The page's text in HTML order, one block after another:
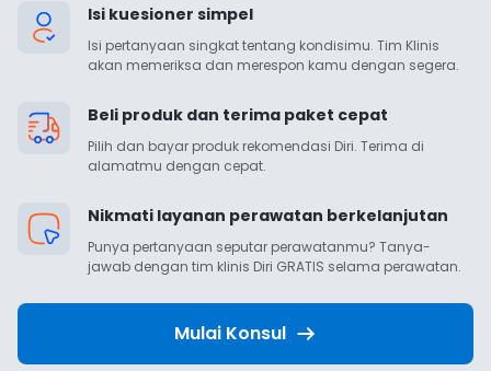
Isi kuesioner simpel
Isi pertanyaan singkat tentang kondisimu. Tim Klinis
akan memeriksa dan merespon kamu dengan segera.
Beli produk dan terima paket cepat
Pilih dan bayar produk rekomendasi Diri. Terima di
alamatmu dengan cepat.
Nikmati layanan perawatan berkelanjutan
Punya pertanyaan seputar perawatanmu? Tanya-
jawab dengan tim klinis Diri GRATIS selama perawatan.
Mulai Konsul